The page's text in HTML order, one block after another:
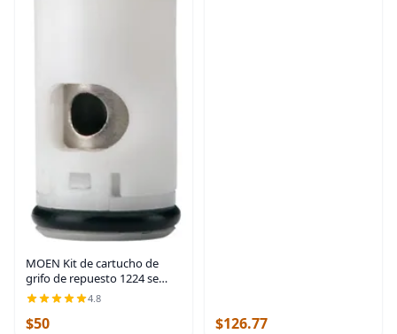
MOEN Kit de cartucho de
grifo de repuesto 1224 se
adapta a la mayoría de grifos
MOEN de doble mango y
bañera/duchas
4.8
$50 $126.77